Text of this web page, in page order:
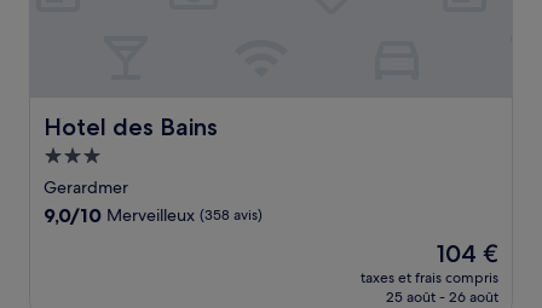
Hotel des Bains
Hotel des Bains
Hébergement
3.0 étoiles
Gerardmer
9.0
9,0/10 Merveilleux (358 avis)
Le
nouveau
prix
104 €
taxes et frais compris
25 août - 26 août